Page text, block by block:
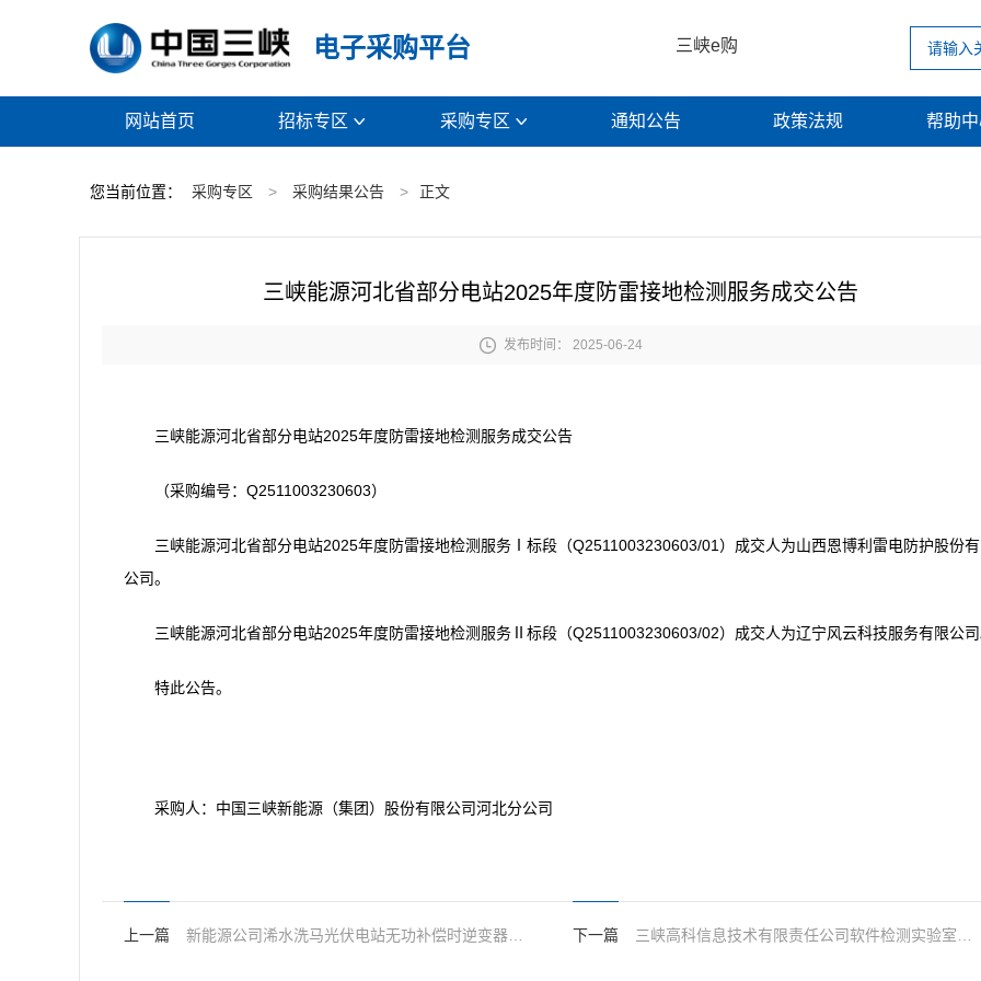
电子采购平台 三峡e购
网站首页 招标专区  采购专区  通知公告 政策法规 帮助
您当前位置： 采购专区 > 采购结果公告 > 正文
三峡能源河北省部分电站2025年度防雷接地检测服务成交公告
 发布时间： 2025-06-24
三峡能源河北省部分电站2025年度防雷接地检测服务成交公告
（采购编号：Q2511003230603）
三峡能源河北省部分电站2025年度防雷接地检测服务Ⅰ标段（Q2511003230603/01）成交人为山西恩博利雷电防护股份
公司。
三峡能源河北省部分电站2025年度防雷接地检测服务Ⅱ标段（Q2511003230603/02）成交人为辽宁风云科技服务有限公司
特此公告。
采购人：中国三峡新能源（集团）股份有限公司河北分公司
上一篇 下一篇